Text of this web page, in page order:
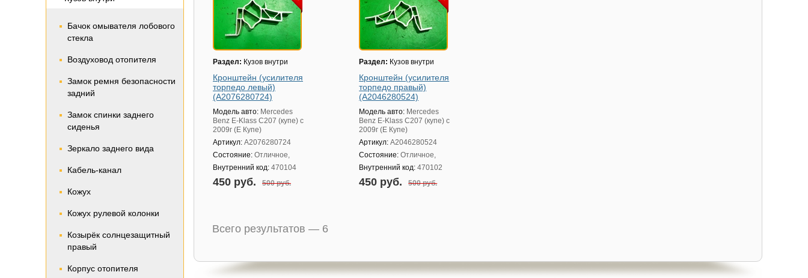
Бачок омывателя лобового
стекла
Воздуховод отопителя
Замок ремня безопасности
задний
Замок спинки заднего
сиденья
Зеркало заднего вида
Кабель-канал
Кожух
Кожух рулевой колонки
Козырёк солнцезащитный
правый
Корпус отопителя
Раздел: Кузов внутри
Кронштейн (усилителя
торпедо левый)
(A2076280724)
Модель авто: Mercedes
Benz E-Klass C207 (купе) с
2009г (Е Купе)
Артикул: A2076280724
Состояние: Отличное,
Внутренний код: 470104
450 руб. 500 руб.
Раздел: Кузов внутри
Кронштейн (усилителя
торпедо правый)
(A2046280524)
Модель авто: Mercedes
Benz E-Klass C207 (купе) с
2009г (Е Купе)
Артикул:A2046280524
Состояние:Отличное,
Внутренний код:470102
450 руб.500 руб.
Всего результатов — 6